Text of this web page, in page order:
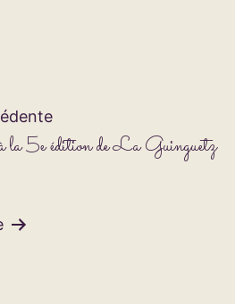
la 5e édition de La Guinguetz